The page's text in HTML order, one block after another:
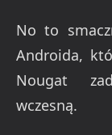
No to
Androida,
Nougat
wczesną.